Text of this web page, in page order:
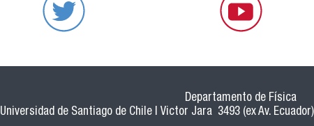
Departamento de Física
Universidad de Santiago de Chile | Victor Jara 3493 (ex Av.